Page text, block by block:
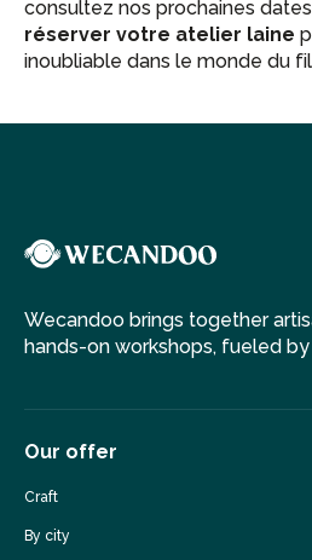
consultez nos prochaines
réserver votre atelier laine
inoubliable dans le monde du
Wecandoo brings together
hands-on workshops, fueled
Our offer
Craft
By city